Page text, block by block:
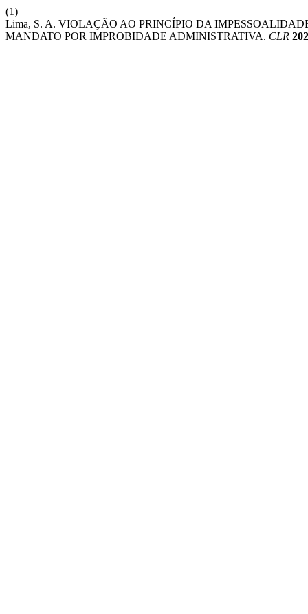
(1)
Lima, S. A. VIOLAÇÃO AO PRINCÍPIO DA
MANDATO POR IMPROBIDADE ADMINISTRATIVA. CLR